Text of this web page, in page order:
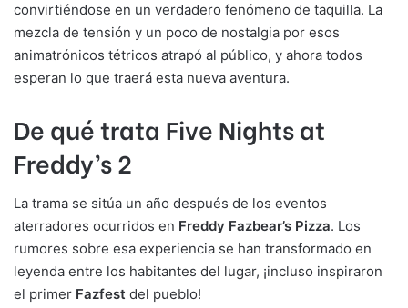
convirtiéndose en un verdadero fenómeno de taquilla. La
mezcla de tensión y un poco de nostalgia por esos
animatrónicos tétricos atrapó al público, y ahora todos
esperan lo que traerá esta nueva aventura.
De qué trata Five Nights at
Freddy’s 2
La trama se sitúa un año después de los eventos
aterradores ocurridos en Freddy Fazbear’s Pizza. Los
rumores sobre esa experiencia se han transformado en
leyenda entre los habitantes del lugar, ¡incluso inspiraron
el primer Fazfest del pueblo!